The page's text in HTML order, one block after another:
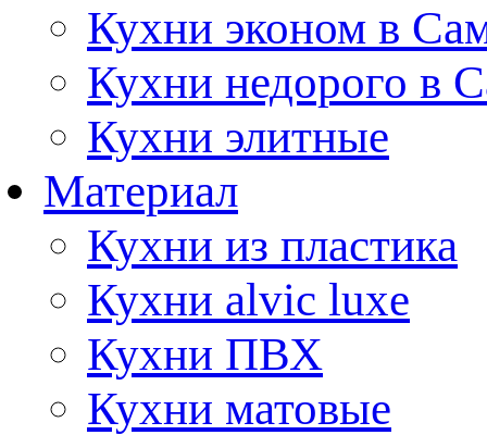
Кухни эконом в
Кухни недорого в
Кухни элитные
Материал
Кухни из пластика
Кухни alvic luxe
Кухни ПВХ
Кухни матовые